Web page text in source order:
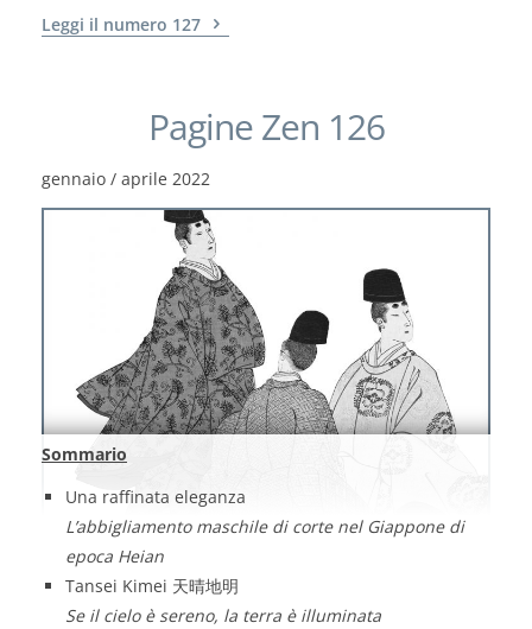
Leggi il numero 127
Pagine Zen 126
gennaio / aprile 2022
Sommario
Una raffinata eleganza
L’abbigliamento maschile di corte nel Giappone di
epoca Heian
Tansei Kimei 天晴地明
Se il cielo è sereno, la terra è illuminata